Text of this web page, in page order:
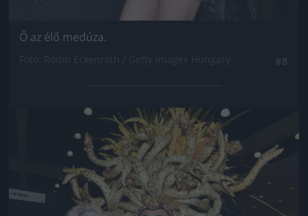
Ő az élő medúza.
Jön még kép!